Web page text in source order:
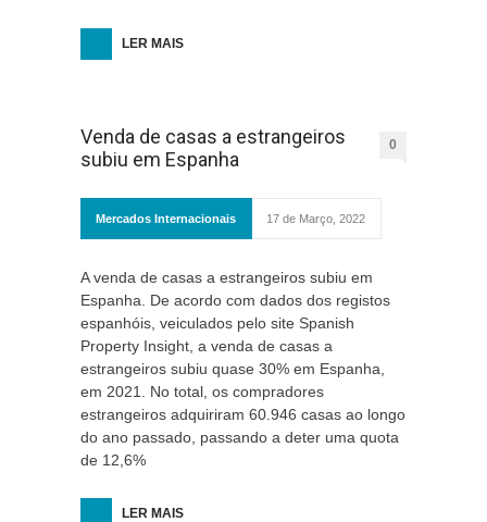
LER MAIS
Venda de casas a estrangeiros
subiu em Espanha
0
Mercados Internacionais 17 de Março, 2022
A venda de casas a estrangeiros subiu em
Espanha. De acordo com dados dos registos
espanhóis, veiculados pelo site Spanish
Property Insight, a venda de casas a
estrangeiros subiu quase 30% em Espanha,
em 2021. No total, os compradores
estrangeiros adquiriram 60.946 casas ao longo
do ano passado, passando a deter uma quota
de 12,6%
LER MAIS